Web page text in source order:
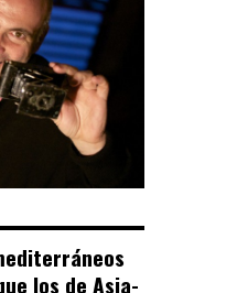
los de Asia-